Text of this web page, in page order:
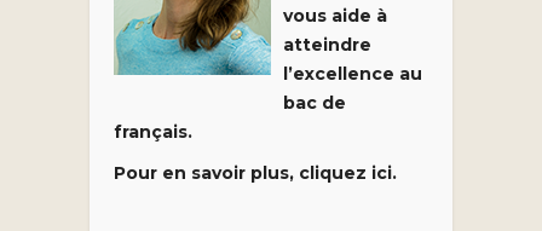
vous aide à
atteindre
l’excellence au
bac de
français.
Pour en savoir plus, cliquez ici.